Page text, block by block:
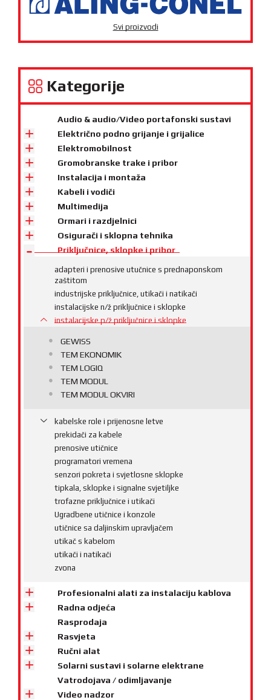
Svi proizvodi
Kategorije
Audio & audio/Video portafonski sustavi
Električno podno grijanje i grijalice
Elektromobilnost
Gromobranske trake i pribor
Instalacija i montaža
Kabeli i vodiči
Multimedija
Ormari i razdjelnici
Osigurači i sklopna tehnika
Priključnice, sklopke i pribor
adapteri i prenosive utučnice s prednaponskom
zaštitom
industrijske priključnice, utikači i natikači
instalacijske n/ž priključnice i sklopke
instalacijske p/ž priključnice i sklopke
GEWISS
TEM EKONOMIK
TEM LOGIQ
TEM MODUL
TEM MODUL OKVIRI
kabelske role i prijenosne letve
prekidači za kabele
prenosive utičnice
programatori vremena
senzori pokreta i svjetlosne sklopke
tipkala, sklopke i signalne svjetiljke
trofazne priključnice i utikači
Ugradbene utičnice i konzole
utičnice sa daljinskim upravljačem
utikač s kabelom
utikači i natikači
zvona
Profesionalni alati za instalaciju kablova
Radna odjeća
Rasprodaja
Rasvjeta
Ručni alat
Solarni sustavi i solarne elektrane
Vatrodojava / odimljavanje
Video nadzor